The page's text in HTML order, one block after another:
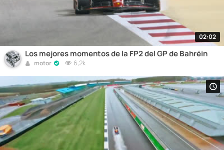
02:02
Los mejores momentos de la FP2 del GP de Bahréin
motor 6,2k